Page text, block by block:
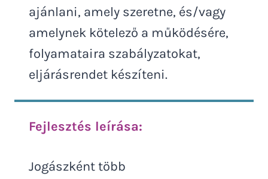
ajánlani, amely szeretne, és/vagy
amelynek kötelező a működésére,
folyamataira szabályzatokat,
eljárásrendet készíteni.
Fejlesztés leírása:
Jogászként több